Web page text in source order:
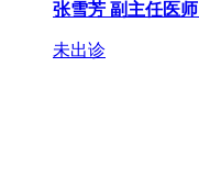
张雪芳 副主任医师
未出诊